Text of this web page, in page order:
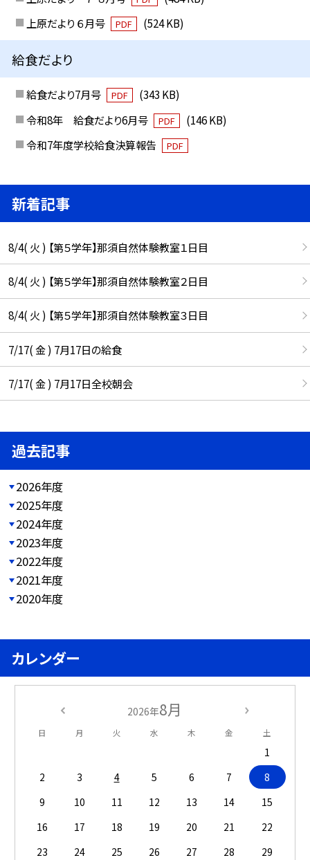
上原だより ６月号
PDF (524 KB)
給食だより
給食だより7月号 PDF
(343 KB)
令和8年 給食だより6月号
PDF
(146 KB)
令和7年度学校給食決算報告
PDF
新着記事
8/4( 火 ) 【第５学年】那須自然体験教室１日目
8/4( 火 ) 【第５学年】那須自然体験教室２日目
8/4( 火 ) 【第５学年】那須自然体験教室３日目
7/17( 金 ) 7月17日の給食
7/17( 金 ) 7月17日全校朝会
過去記事
2026年度
2025年度
2024年度
2023年度
2022年度
2021年度
2020年度
カレンダー
2026年8月
日 月 火 水 木 金 土
1
2
3 4 5 6 7
8
9
10 11 12 13 14
15
16
17 18 19 20 21
22
23
24 25 26 27 28
29